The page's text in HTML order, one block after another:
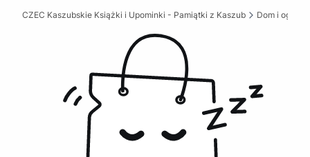
CZEC Kaszubskie Książki i Upominki - Pamiątki z Kaszub Dom i ogród